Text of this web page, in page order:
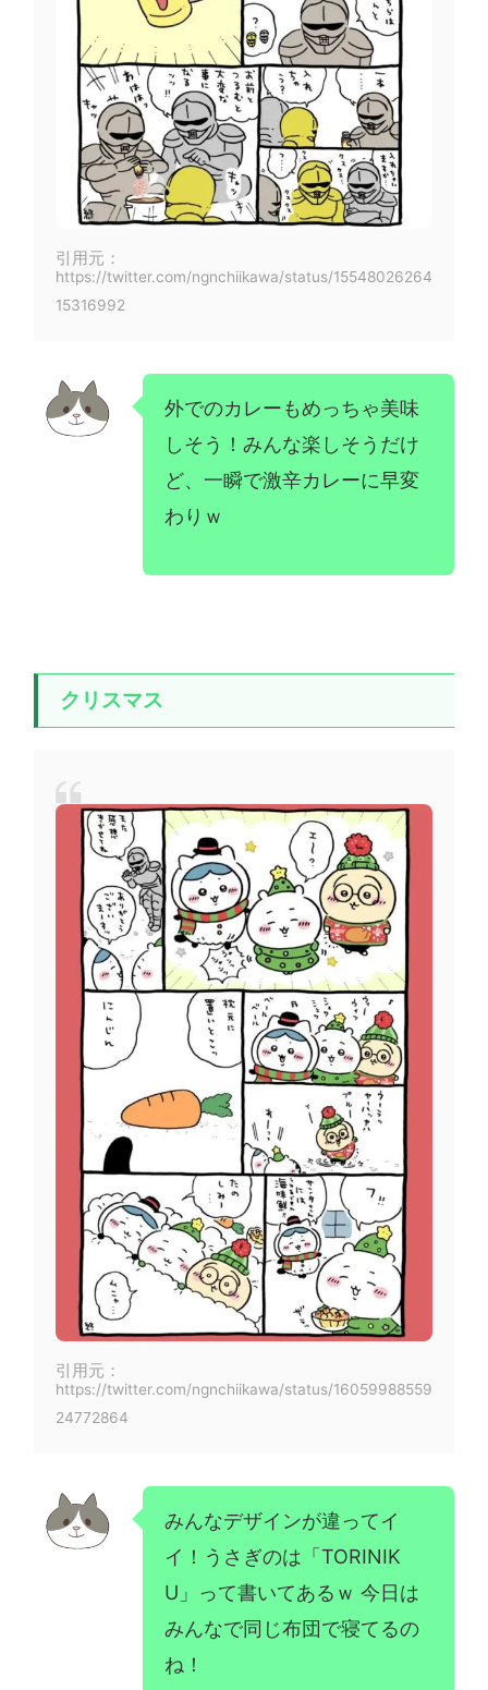
引用元：
https://twitter.com/ngnchiikawa/status/15548026264
15316992
外でのカレーもめっちゃ美味
しそう！みんな楽しそうだけ
ど、一瞬で激辛カレーに早変
わりｗ
クリスマス
引用元：
https://twitter.com/ngnchiikawa/status/16059988559
24772864
みんなデザインが違ってイ
イ！うさぎのは「TORINIK
U」って書いてあるｗ 今日は
みんなで同じ布団で寝てるの
ね！